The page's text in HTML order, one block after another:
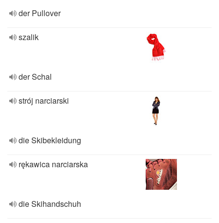
der Pullover
szalik
der Schal
strój narciarski
die Skibekleidung
rękawica narciarska
die Skihandschuh